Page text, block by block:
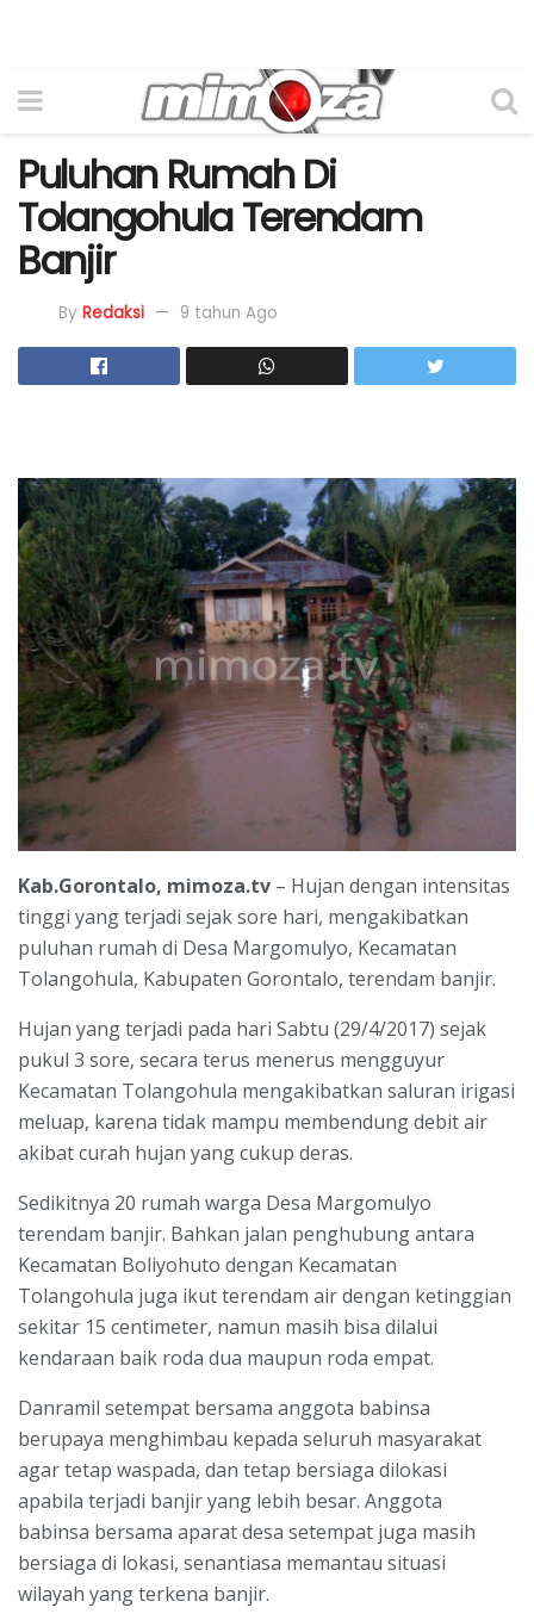
Puluhan Rumah Di
Tolangohula Terendam
Banjir
By Redaksi 9 tahun Ago
Kab.Gorontalo, mimoza.tv – Hujan dengan intensitas
tinggi yang terjadi sejak sore hari, mengakibatkan
puluhan rumah di Desa Margomulyo, Kecamatan
Tolangohula, Kabupaten Gorontalo, terendam banjir.
Hujan yang terjadi pada hari Sabtu (29/4/2017) sejak
pukul 3 sore, secara terus menerus mengguyur
Kecamatan Tolangohula mengakibatkan saluran irigasi
meluap, karena tidak mampu membendung debit air
akibat curah hujan yang cukup deras.
Sedikitnya 20 rumah warga Desa Margomulyo
terendam banjir. Bahkan jalan penghubung antara
Kecamatan Boliyohuto dengan Kecamatan
Tolangohula juga ikut terendam air dengan ketinggian
sekitar 15 centimeter, namun masih bisa dilalui
kendaraan baik roda dua maupun roda empat.
Danramil setempat bersama anggota babinsa
berupaya menghimbau kepada seluruh masyarakat
agar tetap waspada, dan tetap bersiaga dilokasi
apabila terjadi banjir yang lebih besar. Anggota
babinsa bersama aparat desa setempat juga masih
bersiaga di lokasi, senantiasa memantau situasi
wilayah yang terkena banjir.